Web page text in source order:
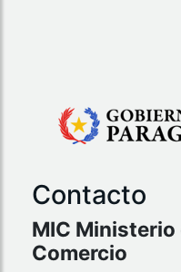
Contacto
MIC
Comercio